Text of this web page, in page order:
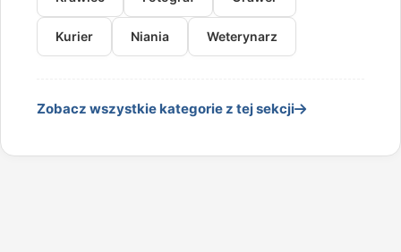
Kurier Niania Weterynarz
Zobacz wszystkie kategorie z tej sekcji